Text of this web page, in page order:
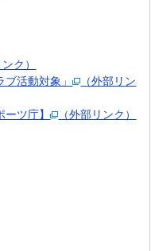
ク）
ブ活動対象」
（外部リン
ーツ庁】
（外部リンク）